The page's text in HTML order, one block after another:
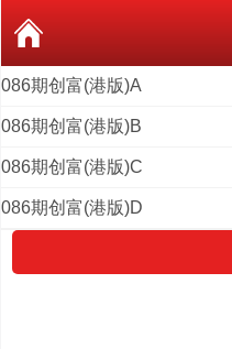
086期创富(港版)A
086期创富(港版)B
086期创富(港版)C
086期创富(港版)D